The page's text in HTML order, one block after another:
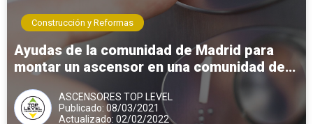
Construcción y Reformas
Ayudas de la comunidad de Madrid para
montar un ascensor en una comunidad de
ASCENSORES TOP LEVEL
Publicado: 08/03/2021
Actualizado: 02/02/2022